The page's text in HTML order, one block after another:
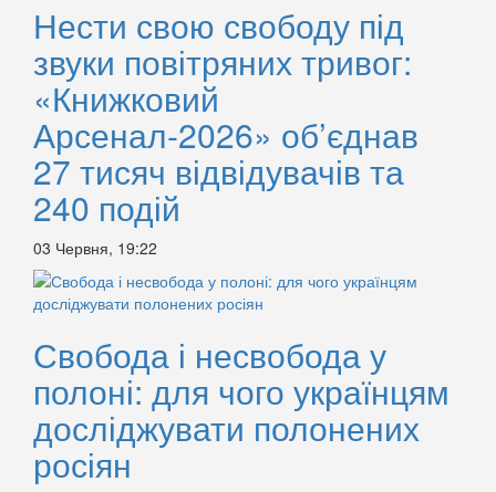
Нести свою свободу під
звуки повітряних тривог:
«Книжковий
Арсенал-2026» об’єднав
27 тисяч відвідувачів та
240 подій
03 Червня, 19:22
Свобода і несвобода у
полоні: для чого українцям
досліджувати полонених
росіян